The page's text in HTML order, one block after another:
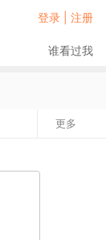
登录 | 注册
谁看过我
更多